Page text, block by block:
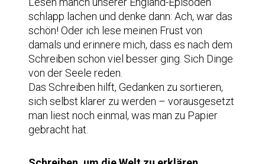
schlapp lachen und denke dann: Ach, war das
schön! Oder ich lese meinen Frust von
damals und erinnere mich, dass es nach dem
Schreiben schon viel besser ging. Sich Dinge
von der Seele reden.
Das Schreiben hilft, Gedanken zu sortieren,
sich selbst klarer zu werden – vorausgesetzt
man liest noch einmal, was man zu Papier
gebracht hat.